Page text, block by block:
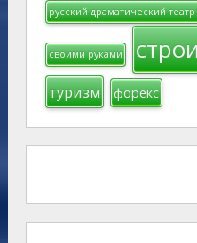
русский драматический
своими руками
туризм форекс